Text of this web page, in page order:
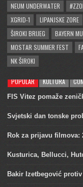
NEUM UNDERWATER
XGRID-1
LIPANJSKE ZORE
ŠIROKI BRIJEG
BAYERN
MOSTAR SUMMER FEST
NK ŠIROKI
POPULAR KULTURA
FIS Vitez pomaže
Svjetski dan tonske
Rok za prijavu filmova:
Kusturica, Bellucci,
Bakir Izetbegović